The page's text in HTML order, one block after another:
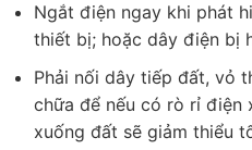
Ngắt điện ngay khi phát
thiết bị; hoặc dây điện bị
Phải nối dây tiếp đất, vỏ
chữa để nếu có rò rỉ điện
xuống đất sẽ giảm thiểu